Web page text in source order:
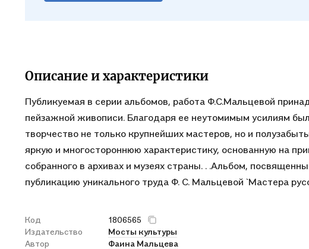
Описание и характеристики
Публикуемая в серии альбомов, работа Ф.С.Мальцевой
пейзажной живописи. Благодаря ее неутомимым усилиям
творчество не только крупнейших мастеров, но и
яркую и многостороннюю характеристику, основанную на
собранного в архивах и музеях страны. . .Альбом,
публикацию уникального труда Ф. С. Мальцевой `Мастера
Код
1806565
Издательство
Мосты культуры
Автор
Фаина Мальцева